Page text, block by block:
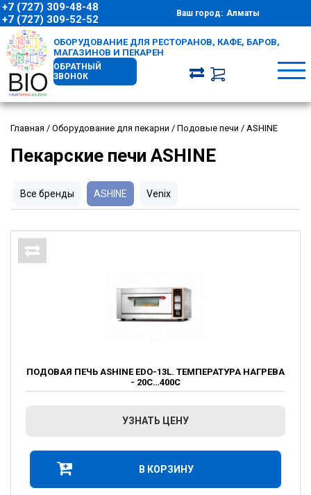
+7 (727) 309-48-48
+7 (727) 309-52-52
Ваш город: Алматы
ОБОРУДОВАНИЕ ДЛЯ РЕСТОРАНОВ, КАФЕ, БАРОВ,
МАГАЗИНОВ И ПЕКАРЕН
ОБРАТНЫЙ
ЗВОНОК
Главная / Оборудование для пекарни / Подовые печи / ASHINE
Пекарские печи ASHINE
Все бренды ASHINE Venix
ПОДОВАЯ ПЕЧЬ ASHINE EDO-13L. ТЕМПЕРАТУРА НАГРЕВА
- 20С…400С
УЗНАТЬ ЦЕНУ
В КОРЗИНУ